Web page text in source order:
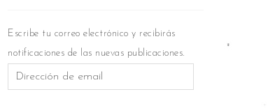
Escribe tu correo electrónico y recibirás
notificaciones de las nuevas publicaciones.